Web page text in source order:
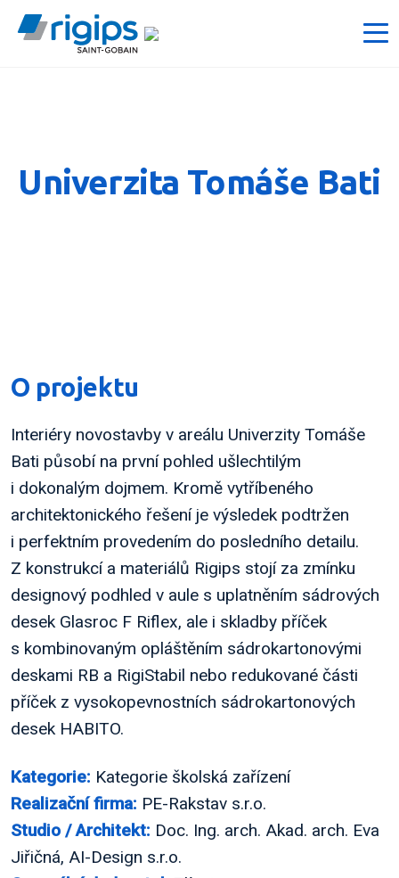
Univerzita Tomáše Bati
O projektu
Interiéry novostavby v areálu Univerzity Tomáše
Bati působí na první pohled ušlechtilým
i dokonalým dojmem. Kromě vytříbeného
architektonického řešení je výsledek podtržen
i perfektním provedením do posledního detailu.
Z konstrukcí a materiálů Rigips stojí za zmínku
designový podhled v aule s uplatněním sádrových
desek Glasroc F Riflex, ale i skladby příček
s kombinovaným opláštěním sádrokartonovými
deskami RB a RigiStabil nebo redukované části
příček z vysokopevnostních sádrokartonových
desek HABITO.
Kategorie: Kategorie školská zařízení
Realizační firma: PE-Rakstav s.r.o.
Studio / Architekt: Doc. Ing. arch. Akad. arch. Eva
Jiřičná, AI-Design s.r.o.